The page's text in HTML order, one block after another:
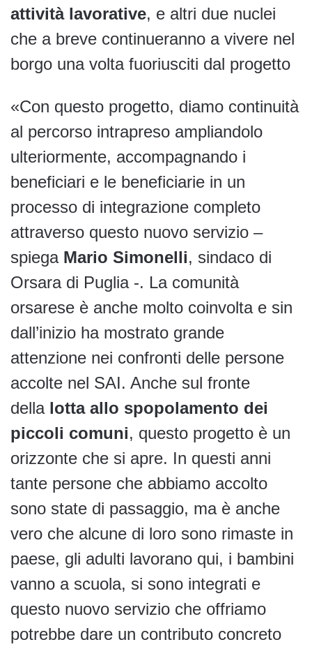
attività lavorative, e altri due nuclei
che a breve continueranno a vivere nel
borgo una volta fuoriusciti dal progetto
«Con questo progetto, diamo continuità
al percorso intrapreso ampliandolo
ulteriormente, accompagnando i
beneficiari e le beneficiarie in un
processo di integrazione completo
attraverso questo nuovo servizio –
spiega Mario Simonelli, sindaco di
Orsara di Puglia -. La comunità
orsarese è anche molto coinvolta e sin
dall’inizio ha mostrato grande
attenzione nei confronti delle persone
accolte nel SAI. Anche sul fronte
della lotta allo spopolamento dei
piccoli comuni, questo progetto è un
orizzonte che si apre. In questi anni
tante persone che abbiamo accolto
sono state di passaggio, ma è anche
vero che alcune di loro sono rimaste in
paese, gli adulti lavorano qui, i bambini
vanno a scuola, si sono integrati e
questo nuovo servizio che offriamo
potrebbe dare un contributo concreto